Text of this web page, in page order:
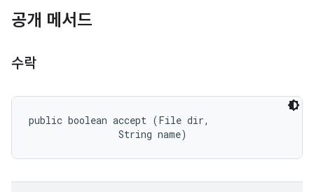
공개 메서드
수락
public boolean accept (File dir,
                String name)